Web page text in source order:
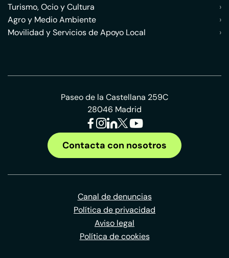
Turismo, Ocio y Cultura
›
Agro y Medio Ambiente
›
Movilidad y Servicios de Apoyo Local
›
Paseo de la Castellana 259C
28046 Madrid
Contacta con nosotros
Canal de denuncias
Política de privacidad
Aviso legal
Política de cookies